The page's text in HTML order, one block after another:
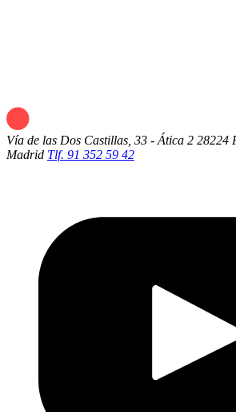
Vía de las Dos Castillas, 33 - Ática 2 28224
Madrid Tlf. 91 352 59 42